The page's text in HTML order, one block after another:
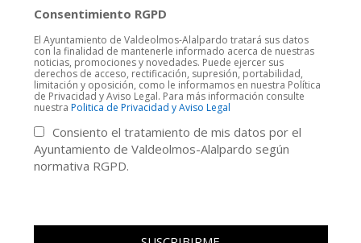
Consentimiento RGPD
El Ayuntamiento de Valdeolmos-Alalpardo tratará sus datos
con la finalidad de mantenerle informado acerca de nuestras
noticias, promociones y novedades. Puede ejercer sus
derechos de acceso, rectificación, supresión, portabilidad,
limitación y oposición, como le informamos en nuestra Política
de Privacidad y Aviso Legal. Para más información consulte
nuestra Politica de Privacidad y Aviso Legal
Consiento el tratamiento de mis datos por el
Ayuntamiento de Valdeolmos-Alalpardo según
normativa RGPD.